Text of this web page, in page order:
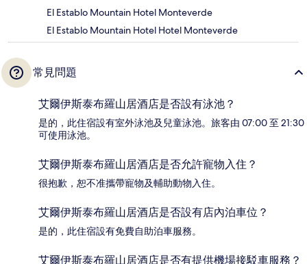
El Establo Mountain Hotel Monteverde
El Establo Mountain Hotel Hotel Monteverde
常見問題
艾爾伊斯泰布羅山居酒店是否設有泳池？
是的，此住宿設有室外泳池及兒童泳池。旅客由 07:00 至 21:30
可使用泳池。
艾爾伊斯泰布羅山居酒店是否允許寵物入住？
很抱歉，恕不准攜帶寵物及輔助動物入住。
艾爾伊斯泰布羅山居酒店是否設有店內泊車位？
是的，此住宿設有免費自助泊車服務。
艾爾伊斯泰布羅山居酒店是否有提供機場接駁車服務？